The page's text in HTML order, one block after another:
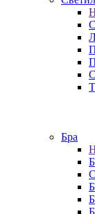
Бра